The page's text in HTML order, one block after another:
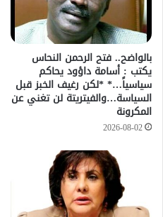
بالواضح.. فتح الرحمن النحاس
يكتب : أسامة داؤود يحاكم
سياسياً…* *لكن رغيف الخبز قبل
السياسة…والفيتريتة لن تغني عن
المكرونة
2026-08-02